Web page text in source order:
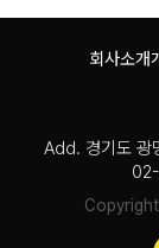
회사소개
Add. 경기도 광